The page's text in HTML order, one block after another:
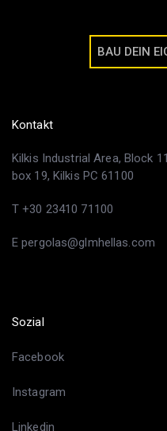
BAU DEIN
Kontakt
Kilkis Industrial Area, Block
box 19, Kilkis PC 61100
T +30 23410 71100
E pergolas@glmhellas.com
Sozial
Facebook
Instagram
Linkedin